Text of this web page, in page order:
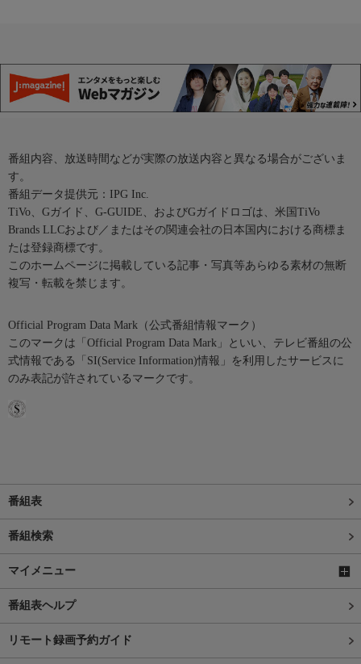
番組内容、放送時間などが実際の放送内容と異なる場合がございま
す。
番組データ提供元：IPG Inc.
TiVo、Gガイド、G-GUIDE、およびGガイドロゴは、米国TiVo
Brands LLCおよび／またはその関連会社の日本国内における商標ま
たは登録商標です。
このホームページに掲載している記事・写真等あらゆる素材の無断
複写・転載を禁じます。
Official Program Data Mark（公式番組情報マーク）
このマークは「Official Program Data Mark」といい、テレビ番組の公
式情報である「SI(Service Information)情報」を利用したサービスに
のみ表記が許されているマークです。
番組表
番組検索
マイメニュー
番組表ヘルプ
リモート録画予約ガイド